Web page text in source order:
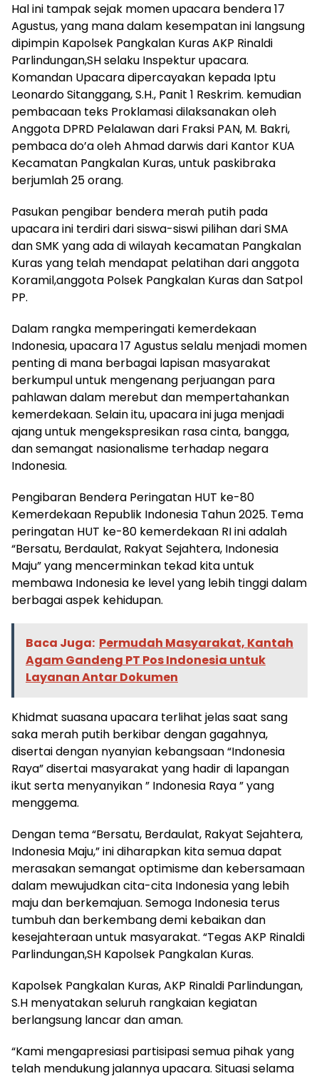
Hal ini tampak sejak momen upacara bendera 17
Agustus, yang mana dalam kesempatan ini langsung
dipimpin Kapolsek Pangkalan Kuras AKP Rinaldi
Parlindungan,SH selaku Inspektur upacara.
Komandan Upacara dipercayakan kepada Iptu
Leonardo Sitanggang, S.H., Panit 1 Reskrim. kemudian
pembacaan teks Proklamasi dilaksanakan oleh
Anggota DPRD Pelalawan dari Fraksi PAN, M. Bakri,
pembaca do’a oleh Ahmad darwis dari Kantor KUA
Kecamatan Pangkalan Kuras, untuk paskibraka
berjumlah 25 orang.
Pasukan pengibar bendera merah putih pada
upacara ini terdiri dari siswa-siswi pilihan dari SMA
dan SMK yang ada di wilayah kecamatan Pangkalan
Kuras yang telah mendapat pelatihan dari anggota
Koramil,anggota Polsek Pangkalan Kuras dan Satpol
PP.
Dalam rangka memperingati kemerdekaan
Indonesia, upacara 17 Agustus selalu menjadi momen
penting di mana berbagai lapisan masyarakat
berkumpul untuk mengenang perjuangan para
pahlawan dalam merebut dan mempertahankan
kemerdekaan. Selain itu, upacara ini juga menjadi
ajang untuk mengekspresikan rasa cinta, bangga,
dan semangat nasionalisme terhadap negara
Indonesia.
Pengibaran Bendera Peringatan HUT ke-80
Kemerdekaan Republik Indonesia Tahun 2025. Tema
peringatan HUT ke-80 kemerdekaan RI ini adalah
“Bersatu, Berdaulat, Rakyat Sejahtera, Indonesia
Maju” yang mencerminkan tekad kita untuk
membawa Indonesia ke level yang lebih tinggi dalam
berbagai aspek kehidupan.
Baca Juga: Permudah Masyarakat, Kantah
Agam Gandeng PT Pos Indonesia untuk
Layanan Antar Dokumen
Khidmat suasana upacara terlihat jelas saat sang
saka merah putih berkibar dengan gagahnya,
disertai dengan nyanyian kebangsaan “Indonesia
Raya” disertai masyarakat yang hadir di lapangan
ikut serta menyanyikan ” Indonesia Raya ” yang
menggema.
Dengan tema “Bersatu, Berdaulat, Rakyat Sejahtera,
Indonesia Maju,” ini diharapkan kita semua dapat
merasakan semangat optimisme dan kebersamaan
dalam mewujudkan cita-cita Indonesia yang lebih
maju dan berkemajuan. Semoga Indonesia terus
tumbuh dan berkembang demi kebaikan dan
kesejahteraan untuk masyarakat. “Tegas AKP Rinaldi
Parlindungan,SH Kapolsek Pangkalan Kuras.
Kapolsek Pangkalan Kuras, AKP Rinaldi Parlindungan,
S.H menyatakan seluruh rangkaian kegiatan
berlangsung lancar dan aman.
“Kami mengapresiasi partisipasi semua pihak yang
telah mendukung jalannya upacara. Situasi selama